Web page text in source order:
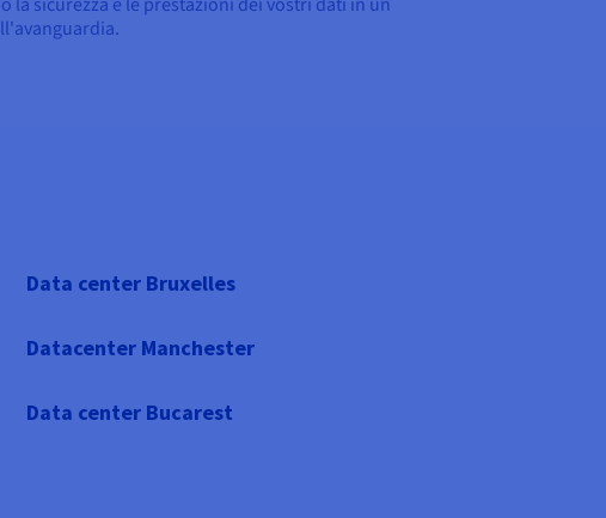
Data center Bruxelles
Datacenter Manchester
Data center Bucarest